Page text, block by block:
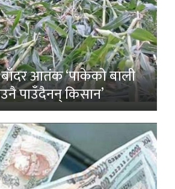
आतंक ‘पाकेको बाली
पाउँदैनन् किसान’